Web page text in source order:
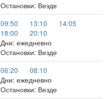
Остановки: Везде
09:50 13:10
14:05
18:00
20:10
Дни: ежедневно
Остановки: Везде
06:20
08:10
Дни: ежедневно
Остановки: Везде